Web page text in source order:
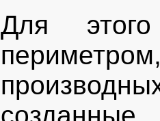
Для